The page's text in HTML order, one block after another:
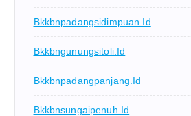
Bkkbnpadangsidimpuan.id
Bkkbngunungsitoli.id
Bkkbnpadangpanjang.id
Bkkbnsungaipenuh.id